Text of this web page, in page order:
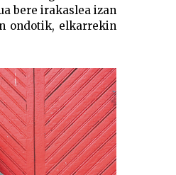
bere irakaslea izan
ondotik, elkarrekin